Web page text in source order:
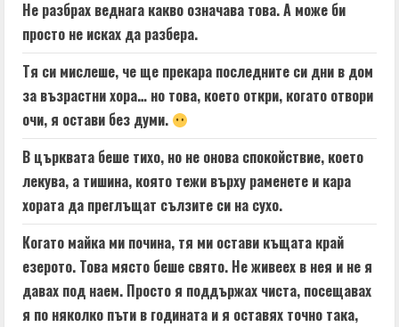
Не разбрах веднага какво означава това. А може би
просто не исках да разбера.
Тя си мислеше, че ще прекара последните си дни в дом
за възрастни хора… но това, което откри, когато отвори
очи, я остави без думи.
В църквата беше тихо, но не онова спокойствие, което
лекува, а тишина, която тежи върху раменете и кара
хората да преглъщат сълзите си на сухо.
Когато майка ми почина, тя ми остави къщата край
езерото. Това място беше свято. Не живеех в нея и не я
давах под наем. Просто я поддържах чиста, посещавах
я по няколко пъти в годината и я оставях точно така,